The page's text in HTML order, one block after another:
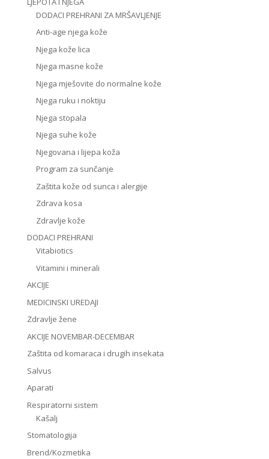
DODACI PREHRANI ZA MRŠAVLJENJE
Anti-age njega kože
Njega kože lica
Njega masne kože
Njega mješovite do normalne kože
Njega ruku i noktiju
Njega stopala
Njega suhe kože
Njegovana i lijepa koža
Program za sunčanje
Zaštita kože od sunca i alergije
Zdrava kosa
Zdravlje kože
DODACI PREHRANI
Vitabiotics
Vitamini i minerali
AKCIJE
MEDICINSKI UREDAJI
Zdravlje žene
AKCIJE NOVEMBAR-DECEMBAR
Zaštita od komaraca i drugih insekata
Salvus
Aparati
Respiratorni sistem
Kašalj
Stomatologija
Brend/Kozmetika